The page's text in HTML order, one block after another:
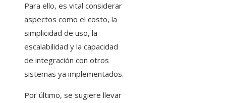
Para ello, es vital considerar
aspectos como el costo, la
simplicidad de uso, la
escalabilidad y la capacidad
de integración con otros
sistemas ya implementados.
Por último, se sugiere llevar